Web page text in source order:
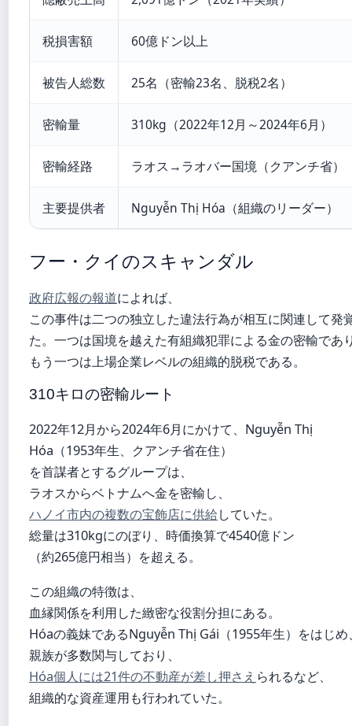
税損害額 60億ドン以上
被告人総数 25名（密輸23名、脱税2名）
密輸量 310kg（2022年12月～2024年6月）
密輸経路 ラオス→ラオバー国境（クアンチ省）
主要提供者 Nguyễn Thị Hóa（組織のリーダー）
フー・クイのスキャンダル
政府広報の報道によれば、
この事件は二つの独立した違法行為が相互に関連して発
た。一つは国境を越えた有組織犯罪による金の密輸であ
もう一つは上場企業レベルの組織的脱税である。
310キロの密輸ルート
2022年12月から2024年6月にかけて、Nguyễn Thị
Hóa（1953年生、クアンチ省在住）
を首謀者とするグループは、
ラオスからベトナムへ金を密輸し、
ハノイ市内の複数の宝飾店に供給していた。
総量は310kgにのぼり、時価換算で4540億ドン
（約265億円相当）を超える。
この組織の特徴は、
血縁関係を利用した緻密な役割分担にある。
Hóaの義妹であるNguyễn Thị Gái（1955年生）をはじめ
親族が多数関与しており、
Hóa個人には21件の不動産が差し押さえ られるなど、
組織的な資産運用も行われていた。